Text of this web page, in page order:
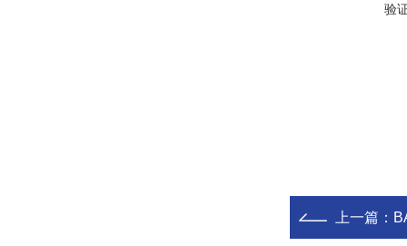
验
上一篇：